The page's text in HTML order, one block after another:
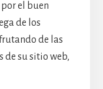
por el buen
de los
de las
de su sitio web,